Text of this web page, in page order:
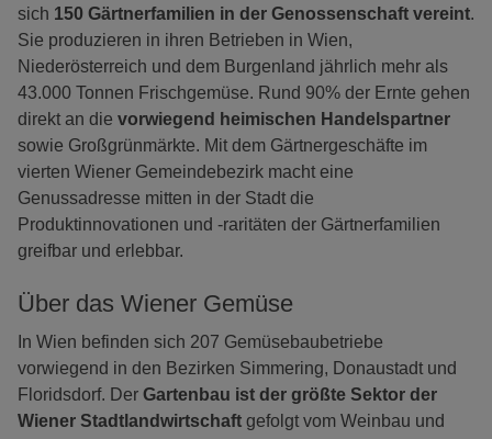
sich 150 Gärtnerfamilien in der Genossenschaft vereint.
Sie produzieren in ihren Betrieben in Wien,
Niederösterreich und dem Burgenland jährlich mehr als
43.000 Tonnen Frischgemüse. Rund 90% der Ernte gehen
direkt an die vorwiegend heimischen Handelspartner
sowie Großgrünmärkte. Mit dem Gärtnergeschäfte im
vierten Wiener Gemeindebezirk macht eine
Genussadresse mitten in der Stadt die
Produktinnovationen und -raritäten der Gärtnerfamilien
greifbar und erlebbar.
Über das Wiener Gemüse
In Wien befinden sich 207 Gemüsebaubetriebe
vorwiegend in den Bezirken Simmering, Donaustadt und
Floridsdorf. Der Gartenbau ist der größte Sektor der
Wiener Stadtlandwirtschaft gefolgt vom Weinbau und